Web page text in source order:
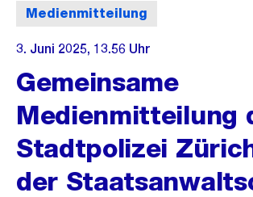
Medienmitteilung
3. Juni 2025, 13.56 Uhr
Gemeinsame
Medienmitteilung
Stadtpolizei
der